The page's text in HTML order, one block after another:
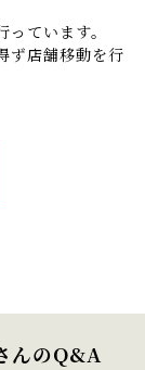
ています。
ず店舗移動を行
んのQ&A